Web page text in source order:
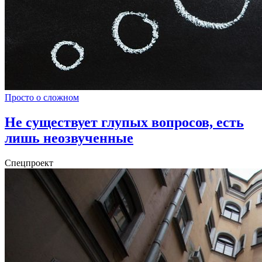
Просто о сложном
Не существует глупых вопросов, есть
лишь неозвученные
Спецпроект